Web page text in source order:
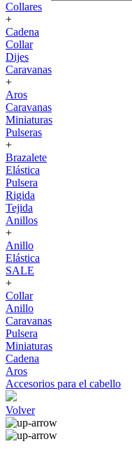
Collares
+
Cadena
Collar
Dijes
Caravanas
+
Aros
Caravanas
Miniaturas
Pulseras
+
Brazalete
Elástica
Pulsera
Rigida
Tejida
Anillos
+
Anillo
Elástica
SALE
+
Collar
Anillo
Caravanas
Pulsera
Miniaturas
Cadena
Aros
Accesorios para el cabello
Volver